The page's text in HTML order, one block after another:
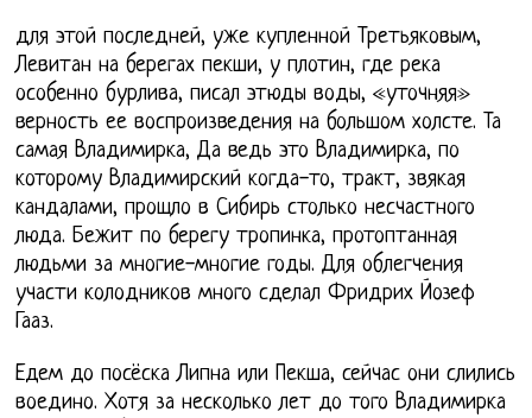
для этой последней, уже купленной Третьяковым,
Левитан на берегах пекши, у плотин, где река
особенно бурлива, писал этюды воды, «уточняя»
верность ее воспроизведения на большом холсте. Та
самая Владимирка, Да ведь это Владимирка, по
которому Владимирский когда-то, тракт, звякая
кандалами, прощло в Сибирь столько несчастного
люда. Бежит по берегу тропинка, протоптанная
людьми за многие-многие годы. Для облегчения
участи колодников много сделал Фридрих Йозеф
Гааз.
Едем до посёска Липна или Пекша, сейчас они слились
воедино. Хотя за несколько лет до того Владимирка